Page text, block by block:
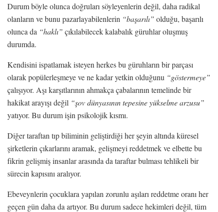
Durum böyle olunca doğruları söyleyenlerin değil, daha radikal
olanların ve bunu pazarlayabilenlerin “başarılı” olduğu, başarılı
olunca da “haklı” çıkılabilecek kalabalık güruhlar oluşmuş
durumda.
Kendisini ispatlamak isteyen herkes bu güruhların bir parçası
olarak popülerleşmeye ve ne kadar yetkin olduğunu “göstermeye”
çalışıyor. Aşı karşıtlarının ahmakça çabalarının temelinde bir
hakikat arayışı değil “şov dünyasının tepesine yükselme arzusu”
yatıyor. Bu durum işin psikolojik kısmı.
Diğer taraftan tıp biliminin geliştirdiği her şeyin altında küresel
şirketlerin çıkarlarını aramak, gelişmeyi reddetmek ve elbette bu
fikrin gelişmiş insanlar arasında da taraftar bulması tehlikeli bir
sürecin kapısını aralıyor.
Ebeveynlerin çocuklara yapılan zorunlu aşıları reddetme oranı her
geçen gün daha da artıyor. Bu durum sadece hekimleri değil, tüm